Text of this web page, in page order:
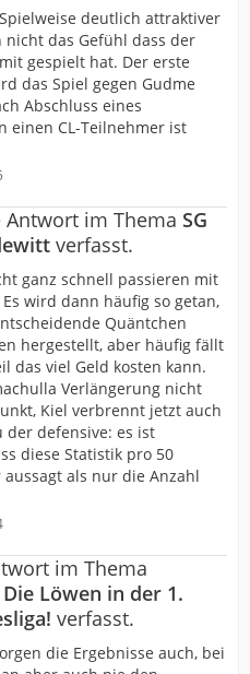
deutlich attraktiver
das Gefühl dass der
gespielt hat. Der erste
das Spiel gegen Gudme
Abschluss eines
einen CL-Teilnehmer ist
Antwort im Thema SG
verfasst.
ganz schnell passieren mit
wird dann häufig so getan,
Quäntchen
hergestellt, aber häufig fällt
das viel Geld kosten kann.
Verlängerung nicht
Kiel verbrennt jetzt auch
der defensive: es ist
diese Statistik pro 50
als nur die Anzahl
im Thema
Löwen in der 1.
verfasst.
die Ergebnisse auch, bei